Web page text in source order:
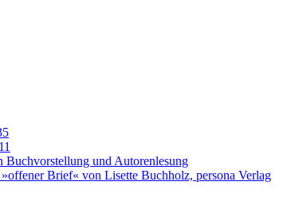
Buchvorstellung und Autorenlesung
Brief« von Lisette Buchholz, persona Verlag